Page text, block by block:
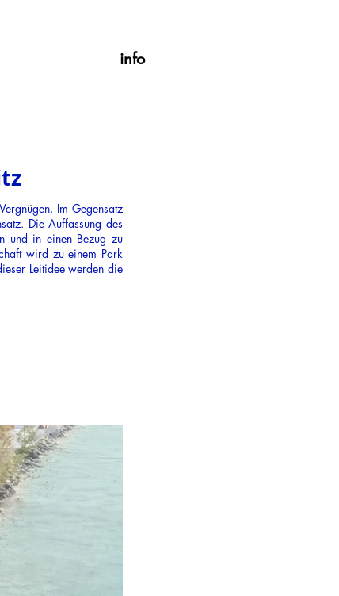
info
Im Gegensatz
Die Auffassung des
und in einen Bezug zu
wird zu einem Park
Leitidee werden die